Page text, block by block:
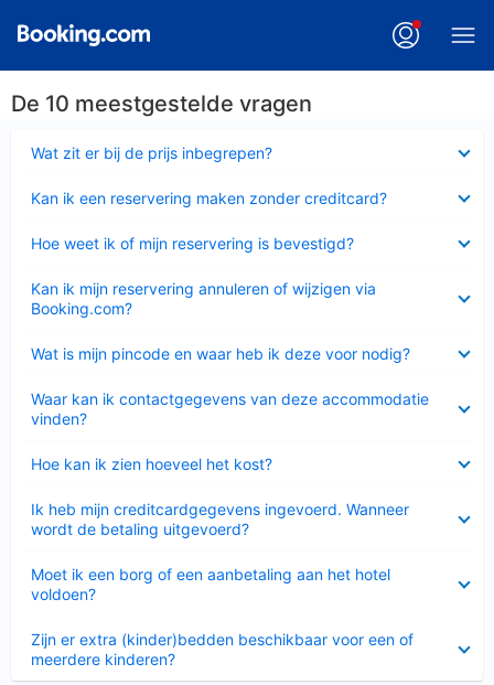
De 10 meestgestelde vragen
Wat zit er bij de prijs inbegrepen?
Kan ik een reservering maken zonder creditcard?
Hoe weet ik of mijn reservering is bevestigd?
Kan ik mijn reservering annuleren of wijzigen via
Booking.com?
Wat is mijn pincode en waar heb ik deze voor nodig?
Waar kan ik contactgegevens van deze accommodatie
vinden?
Hoe kan ik zien hoeveel het kost?
Ik heb mijn creditcardgegevens ingevoerd. Wanneer
wordt de betaling uitgevoerd?
Moet ik een borg of een aanbetaling aan het hotel
voldoen?
Zijn er extra (kinder)bedden beschikbaar voor een of
meerdere kinderen?